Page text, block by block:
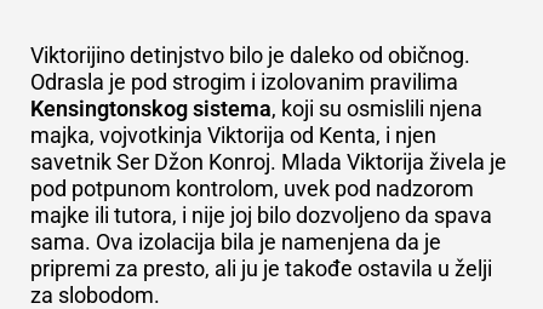
Viktorijino detinjstvo bilo je daleko od običnog.
Odrasla je pod strogim i izolovanim pravilima
Kensingtonskog sistema, koji su osmislili njena
majka, vojvotkinja Viktorija od Kenta, i njen
savetnik Ser Džon Konroj. Mlada Viktorija živela je
pod potpunom kontrolom, uvek pod nadzorom
majke ili tutora, i nije joj bilo dozvoljeno da spava
sama. Ova izolacija bila je namenjena da je
pripremi za presto, ali ju je takođe ostavila u želji
za slobodom.